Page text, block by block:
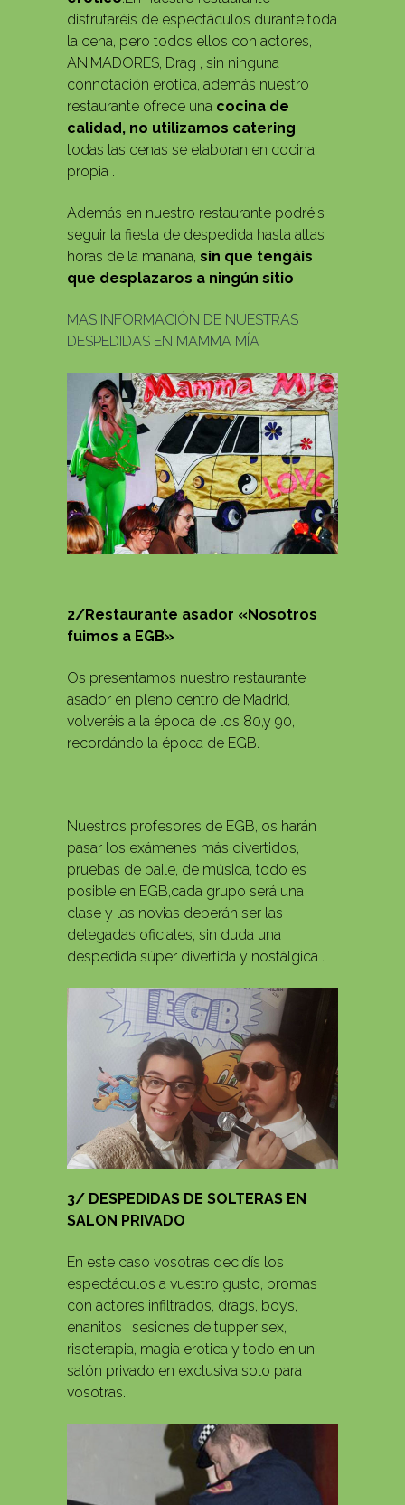
disfrutaréis de espectáculos durante toda
la cena, pero todos ellos con actores,
ANIMADORES, Drag , sin ninguna
connotación erotica, además nuestro
restaurante ofrece una cocina de
calidad, no utilizamos catering,
todas las cenas se elaboran en cocina
propia .
Además en nuestro restaurante podréis
seguir la fiesta de despedida hasta altas
horas de la mañana, sin que tengáis
que desplazaros a ningún sitio
MAS INFORMACIÓN DE NUESTRAS
DESPEDIDAS EN MAMMA MÍA
2/Restaurante asador «Nosotros
fuimos a EGB»
Os presentamos nuestro restaurante
asador en pleno centro de Madrid,
volveréis a la época de los 80,y 90,
recordándo la época de EGB.
Nuestros profesores de EGB, os harán
pasar los exámenes más divertidos,
pruebas de baile, de música, todo es
posible en EGB,cada grupo será una
clase y las novias deberán ser las
delegadas oficiales, sin duda una
despedida súper divertida y nostálgica .
3/ DESPEDIDAS DE SOLTERAS EN
SALON PRIVADO
En este caso vosotras decidís los
espectáculos a vuestro gusto, bromas
con actores infiltrados, drags, boys,
enanitos , sesiones de tupper sex,
risoterapia, magia erotica y todo en un
salón privado en exclusiva solo para
vosotras.